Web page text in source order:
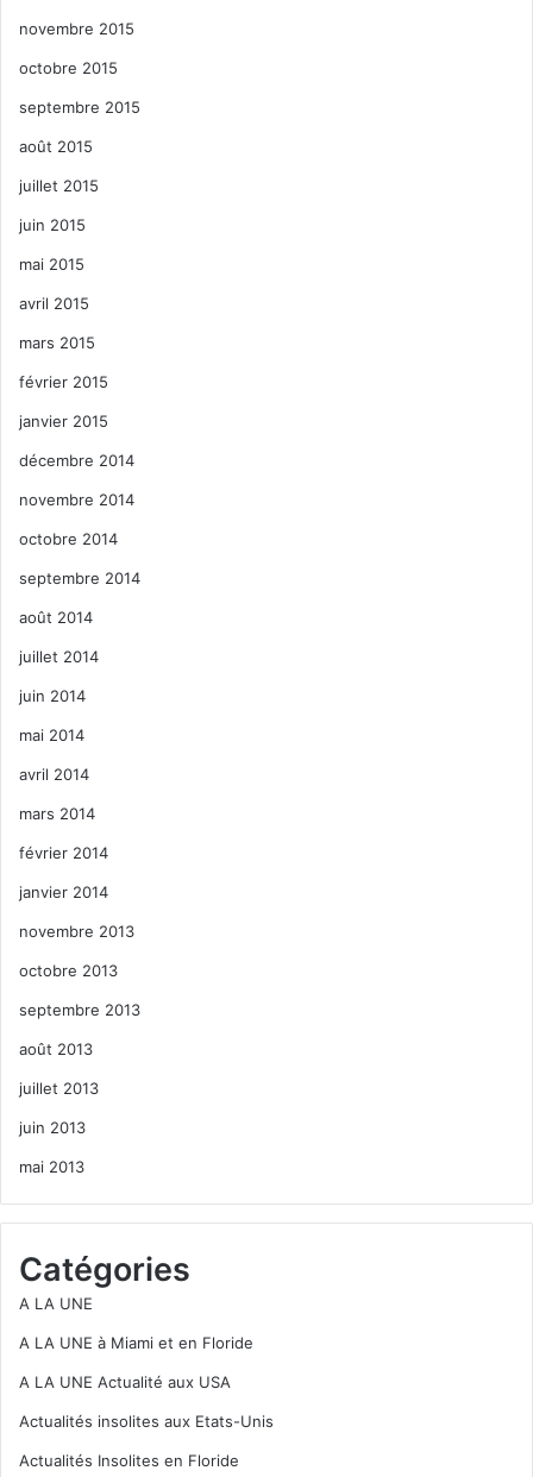
novembre 2015
octobre 2015
septembre 2015
août 2015
juillet 2015
juin 2015
mai 2015
avril 2015
mars 2015
février 2015
janvier 2015
décembre 2014
novembre 2014
octobre 2014
septembre 2014
août 2014
juillet 2014
juin 2014
mai 2014
avril 2014
mars 2014
février 2014
janvier 2014
novembre 2013
octobre 2013
septembre 2013
août 2013
juillet 2013
juin 2013
mai 2013
Catégories
A LA UNE
A LA UNE à Miami et en Floride
A LA UNE Actualité aux USA
Actualités insolites aux Etats-Unis
Actualités Insolites en Floride